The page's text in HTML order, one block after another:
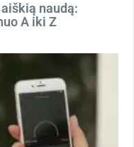
naudą:
A iki Z